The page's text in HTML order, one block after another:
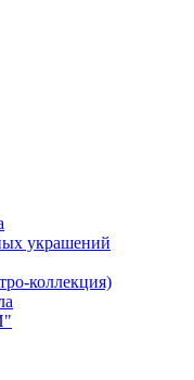
украшений
коллекция)